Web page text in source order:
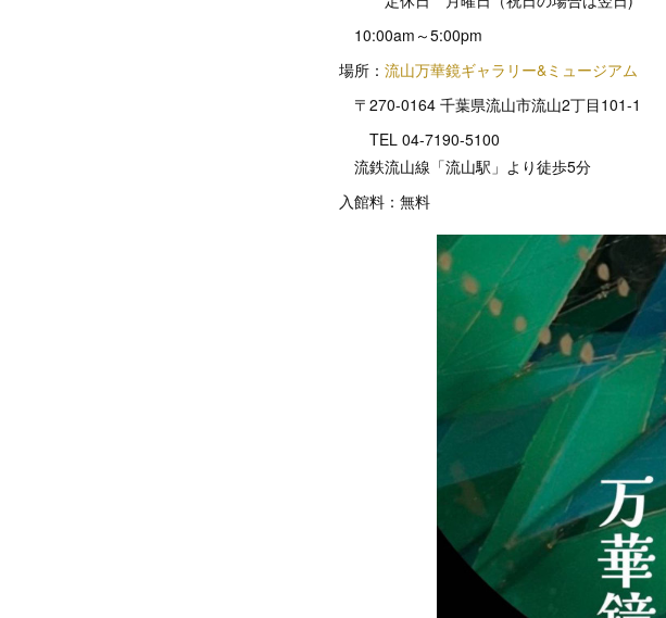
10:00am～5:00pm
場所： 流山万華鏡ギャラリー&ミュージアム
〒270-0164 千葉県流山市流山2丁目101-1
TEL 04-7190-5100
流鉄流山線「流山駅」より徒歩5分
入館料：無料